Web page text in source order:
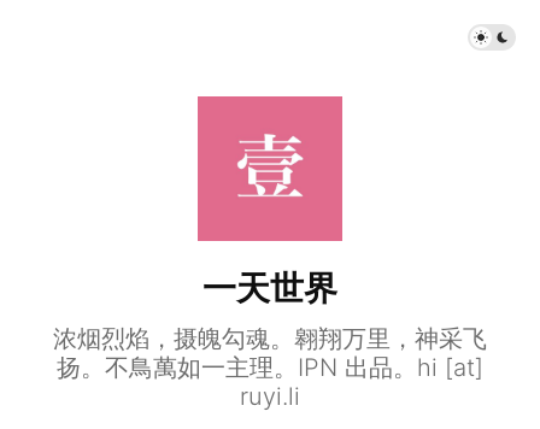
一天世界
浓烟烈焰，摄魄勾魂。翱翔万里，神采飞
扬。不鳥萬如一主理。IPN 出品。hi [at]
ruyi.li